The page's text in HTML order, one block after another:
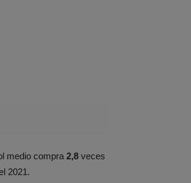
medio compra 2,8 veces
2021.